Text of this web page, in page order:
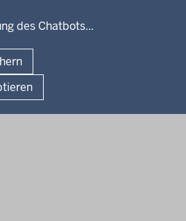
des Chatbots...
Anlagen
Geobasis NRW
Kontakt